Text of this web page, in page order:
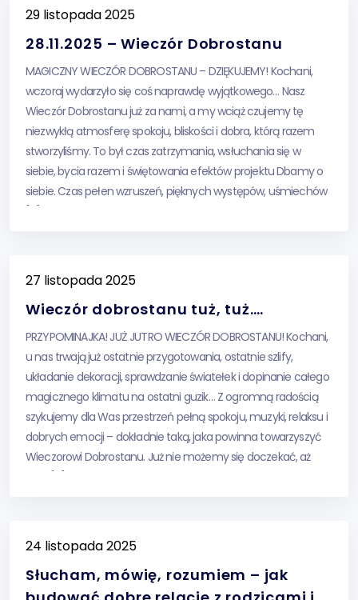
29 listopada 2025
28.11.2025 – Wieczór Dobrostanu
MAGICZNY WIECZÓR DOBROSTANU – DZIĘKUJEMY! Kochani,
wczoraj wydarzyło się coś naprawdę wyjątkowego… Nasz
Wieczór Dobrostanu już za nami, a my wciąż czujemy tę
niezwykłą atmosferę spokoju, bliskości i dobra, którą razem
stworzyliśmy. To był czas zatrzymania, wsłuchania się w
siebie, bycia razem i świętowania efektów projektu Dbamy o
siebie. Czas pełen wzruszeń, pięknych występów, uśmiechów
27 listopada 2025
Wieczór dobrostanu tuż, tuż….
PRZYPOMINAJKA! JUŻ JUTRO WIECZÓR DOBROSTANU! Kochani,
u nas trwają już ostatnie przygotowania, ostatnie szlify,
układanie dekoracji, sprawdzanie światełek i dopinanie całego
magicznego klimatu na ostatni guzik… Z ogromną radością
szykujemy dla Was przestrzeń pełną spokoju, muzyki, relaksu i
dobrych emocji – dokładnie taką, jaka powinna towarzyszyć
Wieczorowi Dobrostanu. Już nie możemy się doczekać, aż
24 listopada 2025
Słucham, mówię, rozumiem – jak